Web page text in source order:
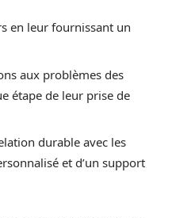
en leur fournissant un
aux problèmes des
étape de leur prise de
durable avec les
et d’un support